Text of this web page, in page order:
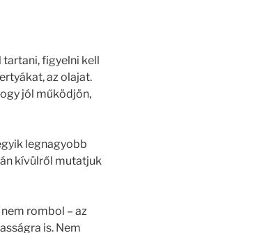
tartani, figyelni kell
az olajat.
jól működjön,
legnagyobb
kívülről mutatjuk
rombol – az
is. Nem